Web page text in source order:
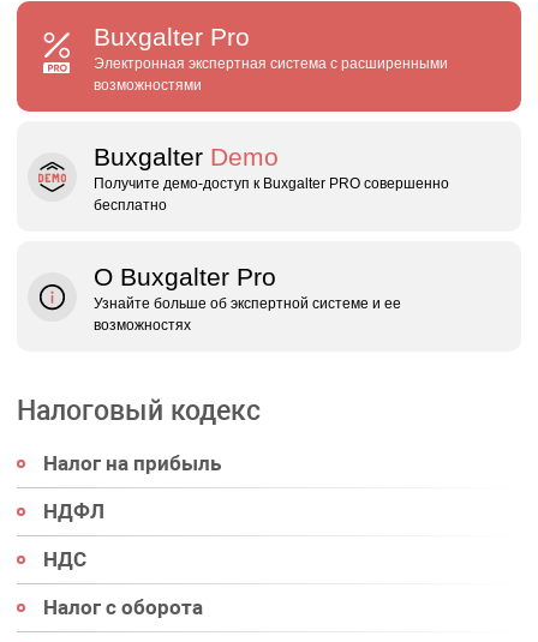
Buxgalter Pro
Электронная экспертная система с расширенными
возможностями
Buxgalter Demo
Получите демо‑доступ к Buxgalter PRO совершенно
бесплатно
О Buxgalter Pro
Узнайте больше об экспертной системе и ее
возможностях
Налоговый кодекс
Налог на прибыль
НДФЛ
НДС
Налог с оборота